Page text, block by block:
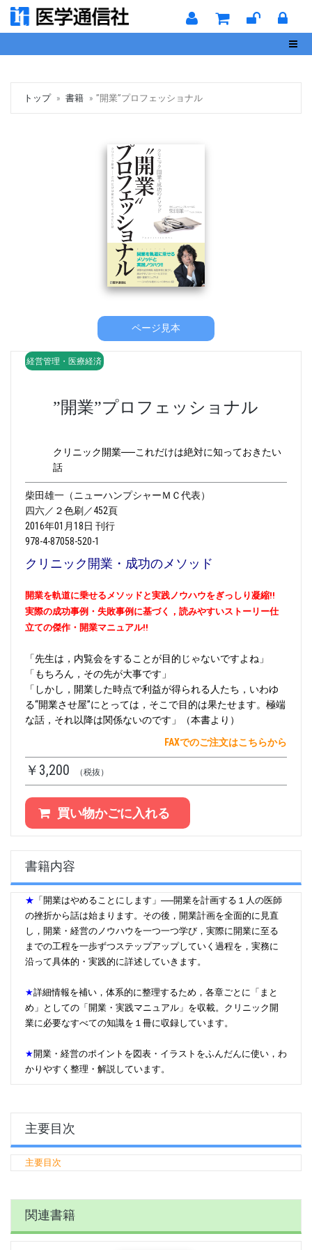
トップ 書籍 ”開業”プロフェッショナル
ページ見本
経営管理・医療経済
”開業”プロフェッショナル
クリニック開業──これだけは絶対に知っておきたい
話
柴田雄一（ニューハンプシャーＭＣ代表）
四六／２色刷／452頁
2016年01月18日 刊行
978-4-87058-520-1
クリニック開業・成功のメソッド
開業を軌道に乗せるメソッドと実践ノウハウをぎっしり凝縮!!
実際の成功事例・失敗事例に基づく，読みやすいストーリー仕
立ての傑作・開業マニュアル!!
「先生は，内覧会をすることが目的じゃないですよね」
「もちろん，その先が大事です」
「しかし，開業した時点で利益が得られる人たち，いわゆ
る“開業させ屋”にとっては，そこで目的は果たせます。極端
な話，それ以降は関係ないのです」（本書より）
FAXでのご注文はこちらから
￥3,200 （税抜）
買い物かごに入れる
書籍内容
★ 「開業はやめることにします」──開業を計画する１人の医師
の挫折から話は始まります。その後，開業計画を全面的に見直
し，開業・経営のノウハウを一つ一つ学び，実際に開業に至る
までの工程を一歩ずつステップアップしていく過程を，実務に
沿って具体的・実践的に詳述していきます。
★詳細情報を補い，体系的に整理するため，各章ごとに「まと
め」としての「開業・実践マニュアル」を収載。クリニック開
業に必要なすべての知識を１冊に収録しています。
★開業・経営のポイントを図表・イラストをふんだんに使い，わ
かりやすく整理・解説しています。
主要目次
主要目次
関連書籍